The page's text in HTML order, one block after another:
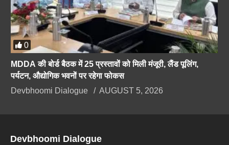
0
MDDA की बोर्ड बैठक में 25 प्रस्तावों को मिली मंजूरी, लैंड पूलिंग,
पर्यटन, औद्योगिक भवनों पर रहेगा फोकस
Devbhoomi Dialogue
AUGUST 5, 2026
Devbhoomi Dialogue